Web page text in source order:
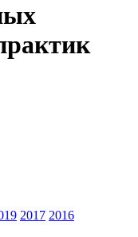
2017 2016